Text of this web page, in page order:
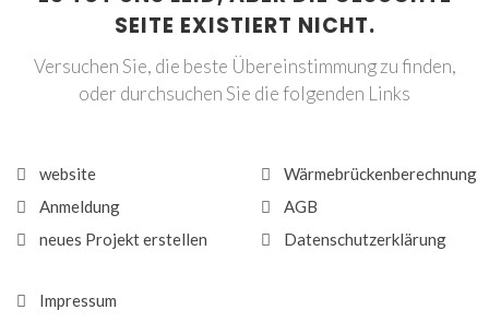
SEITE EXISTIERT NICHT.
Versuchen Sie, die beste Übereinstimmung zu finden,
oder durchsuchen Sie die folgenden Links
website
Anmeldung
neues Projekt erstellen
Wärmebrückenberechnung
AGB
Datenschutzerklärung
Impressum